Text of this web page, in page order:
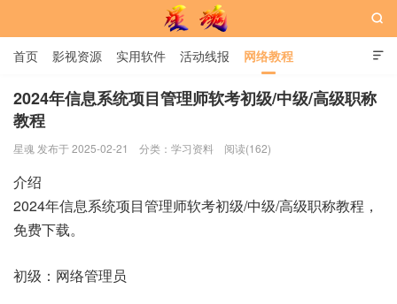
星魂网

首页 影视资源 实用软件 活动线报 网络教程
用户中心 书籍 娱乐

2024年信息系统项目管理师软考初级/中级/高级职称
教程
星魂 发布于 2025-02-21 分类： 学习资料 阅读(162)
介绍
2024年信息系统项目管理师软考初级/中级/高级职称教程，
免费下载。
初级：网络管理员